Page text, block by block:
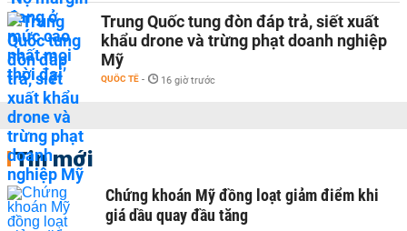
Trung Quốc tung đòn đáp trả, siết xuất
khẩu drone và trừng phạt doanh nghiệp
Mỹ
QUỐC TẾ - 16 giờ trước
Tin mới
Chứng khoán Mỹ đồng loạt giảm điểm khi
giá dầu quay đầu tăng